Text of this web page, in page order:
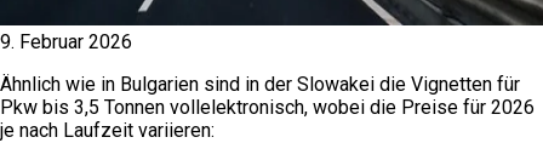
9. Februar 2026
Ähnlich wie in Bulgarien sind in der Slowakei die Vignetten für
Pkw bis 3,5 Tonnen vollelektronisch, wobei die Preise für 2026
je nach Laufzeit variieren: